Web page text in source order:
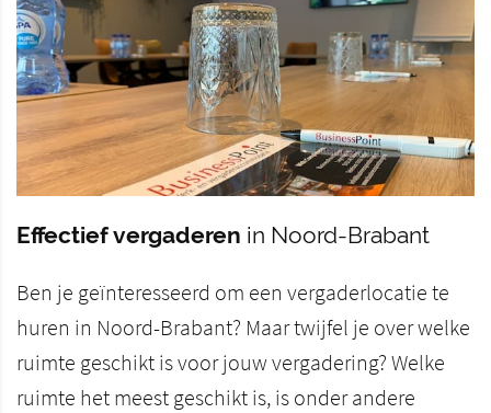
Effectief vergaderen in Noord-Brabant
Ben je geïnteresseerd om een vergaderlocatie te
huren in Noord-Brabant? Maar twijfel je over welke
ruimte geschikt is voor jouw vergadering? Welke
ruimte het meest geschikt is, is onder andere